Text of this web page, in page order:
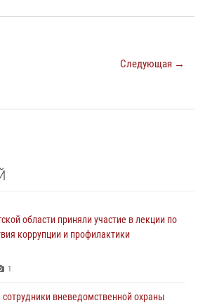
Следующая →
области приняли участие в лекции по
коррупции и профилактики
1
сотрудники вневедомственной охраны